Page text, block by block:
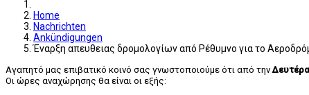
Home
Nachrichten
Ankündigungen
Έναρξη απευθειας δρομολογίων από Ρέθυμνο για το
Αγαπητό μας επιβατικό κοινό σας γνωστοποιούμε ότι από την
Οι ώρες αναχώρησης θα είναι οι εξής: